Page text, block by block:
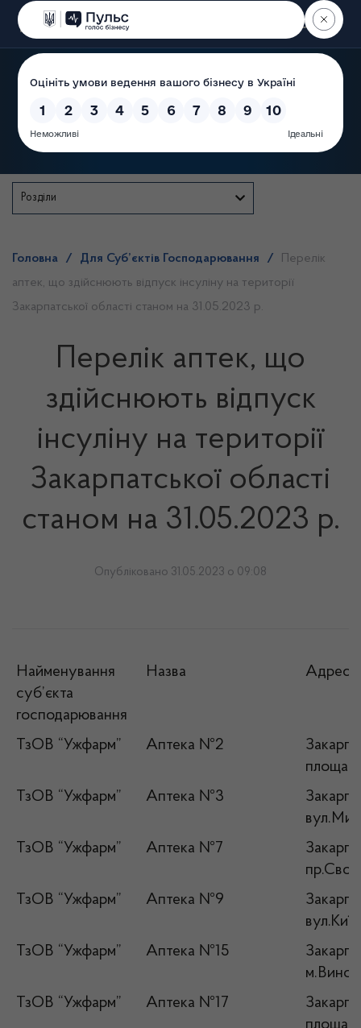
Пошук
Розділи
Головна / Для Суб’єктів Господарювання /
Перелік
аптек, що здійснюють відпуск інсуліну на території
Закарпатської області станом на 31.05.2023 р.
Перелік аптек, що
здійснюють відпуск
інсуліну на території
Закарпатської області
станом на 31.05.2023 р.
Опубліковано 31.05.2023 о 09:08
Найменування
суб’єкта
господарювання
Назва Адреса
ТзОВ “Ужфарм” Аптека №2
площа
ТзОВ “Ужфарм”
Аптека №3
ТзОВ “Ужфарм”
Аптека №7
ТзОВ “Ужфарм”
Аптека №9
ТзОВ “Ужфарм”
Аптека №15
ТзОВ “Ужфарм”
Аптека №17
площа